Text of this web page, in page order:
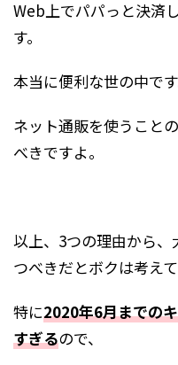
Web上でパパっと決済
す。
本当に便利な世の中です
ネット通販を使うこと
べきですよ。
以上、3つの理由から
つべきだとボクは考えて
特に2020年6月までの
すぎるので、